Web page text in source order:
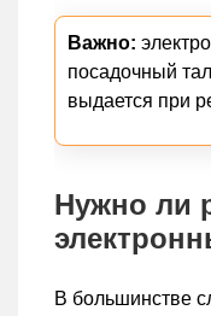
Важно:
посадочный
выдается при
Нужно ли
В большинстве